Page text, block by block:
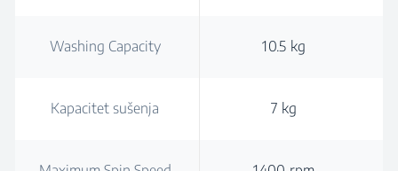
Washing Capacity 10.5 kg
Kapacitet sušenja 7 kg